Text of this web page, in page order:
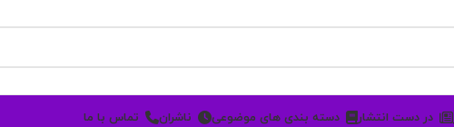
در دست انتشار دسته بندی های موضوعی ناشران تماس با ما